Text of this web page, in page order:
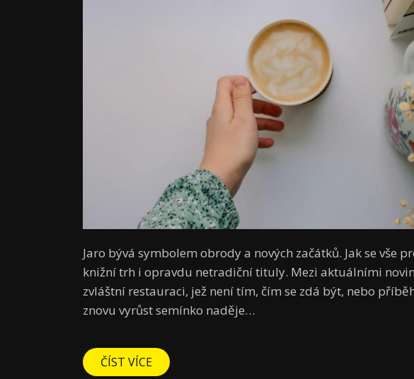
Jaro bývá symbolem obrody a nových začátků. Jak se vše
knižní trh i opravdu netradiční tituly. Mezi aktuálními
zvláštní restauraci, jež není tím, čím se zdá být, nebo
znovu vyrůst semínko naděje…
ČÍST VÍCE